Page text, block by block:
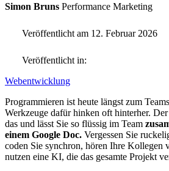
Simon Bruns Performance Marketing
Veröffentlicht am 12. Februar 2026
Veröffentlicht in:
Webentwicklung
Programmieren ist heute längst zum
Werkzeuge dafür hinken oft hinterher. Der
das und lässt Sie so flüssig im Team
einem Google Doc. Vergessen Sie
coden Sie synchron, hören Ihre Kollegen
nutzen eine KI, die das gesamte Projekt